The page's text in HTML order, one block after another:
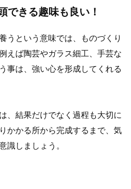
できる趣味も良い！
うという意味では、ものづくり
えば陶芸やガラス細工、手芸な
事は、強い心を形成してくれる
、結果だけでなく過程も大切に
かかる所から完成するまで、気
識しましょう。